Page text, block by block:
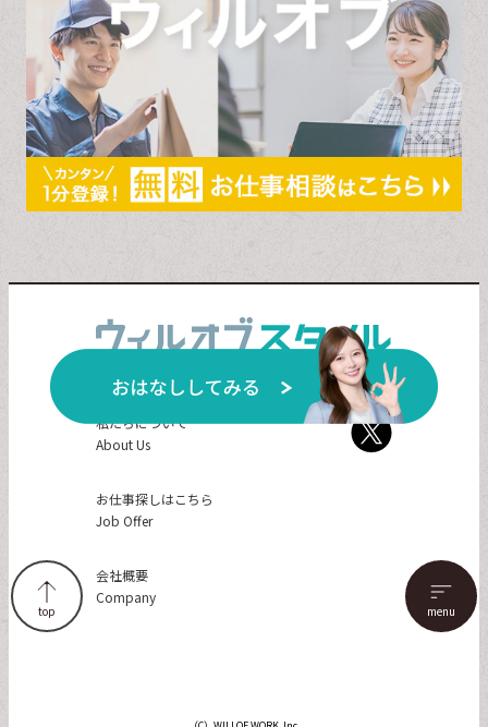
top
私たちについて
About Us
お仕事探しはこちら
Job Offer
会社概要
Company